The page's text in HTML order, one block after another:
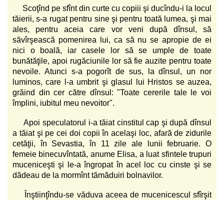
Scoţînd pe sfînt din curte cu copiii şi ducîndu-i la locul
tăierii, s-a rugat pentru sine şi pentru toată lumea, şi mai
ales, pentru aceia care vor veni după dînsul, să
săvîrşească pomenirea lui, ca să nu se apropie de ei
nici o boală, iar casele lor să se umple de toate
bunătăţile, apoi rugăciunile lor să fie auzite pentru toate
nevoile. Atunci s-a pogorît de sus, la dînsul, un nor
luminos, care l-a umbrit şi glasul lui Hristos se auzea,
grăind din cer către dînsul: "Toate cererile tale le voi
împlini, iubitul meu nevoitor".
Apoi speculatorul i-a tăiat cinstitul cap şi după dînsul
a tăiat şi pe cei doi copii în acelaşi loc, afară de zidurile
cetăţii, în Sevastia, în 11 zile ale lunii februarie. O
femeie binecuvîntată, anume Elisa, a luat sfintele trupuri
muceniceşti şi le-a îngropat în acel loc cu cinste şi se
dădeau de la mormînt tămăduiri bolnavilor.
Înştiinţîndu-se văduva aceea de mucenicescul sfîrşit